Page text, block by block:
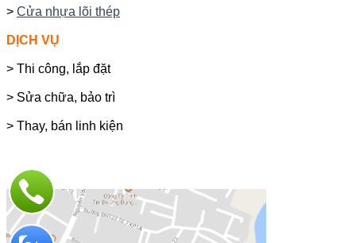
> Cửa nhựa lõi thép
DỊCH VỤ
> Thi công, lắp đặt
> Sửa chữa, bảo trì
> Thay, bán linh kiện